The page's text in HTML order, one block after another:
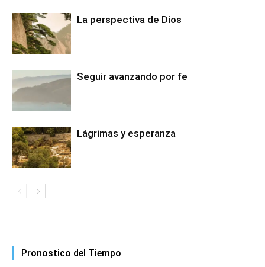
La perspectiva de Dios
Seguir avanzando por fe
Lágrimas y esperanza
Pronostico del Tiempo